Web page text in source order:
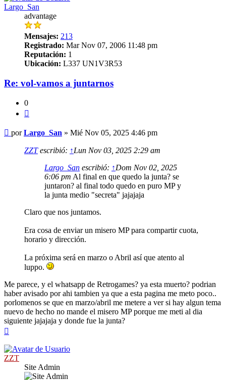
Largo_San
advantage
Mensajes: 213
Registrado: Mar Nov 07, 2006 11:48 pm
Reputación: 1
Ubicación: L337 UN1V3R53
Re: vol-vamos a juntarnos
0
Mensaje
porLargo_San » Mié Nov 05, 2025 4:46 pm
ZZTescribió: ↑Lun Nov 03, 2025 2:29 am
Largo_San escribió: ↑Dom Nov 02, 2025
6:06 pm Al final en que quedo la junta? se
juntaron? al final todo quedo en puro MP y
la junta medio "secreta" jajajaja
Claro que nos juntamos.
Era cosa de enviar un misero MP para compartir cuota,
horario y dirección.
La próxima será en marzo o Abril así que atento al
luppo.
Me parece, y el whatsapp de Retrogames? ya esta muerto? podrian
haber avisado por ahi tambien ya que a esta pagina me meto poco..
porlomenos se que en marzo/abril me metere a ver si hay algun tema
nuevo de hecho no mande el misero MP porque me meti al dia
siguiente jajajaja y donde fue la junta?
ZZT
Site Admin